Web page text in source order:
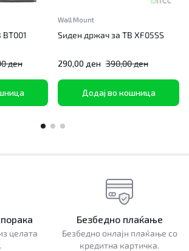
ден
Wall Mount
Ѕиден држач за ТВ XF05SS
290,00 ден 390,00ден
Додај во кошница
целата
Безбедно плаќање
Безбедно онлајн плаќање со
кредитна картичка.